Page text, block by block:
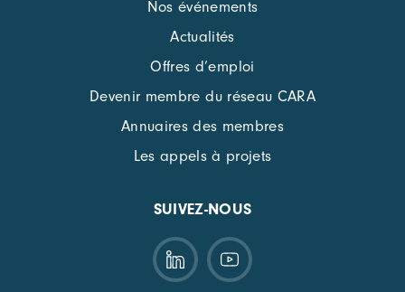
Nos événements
Actualités
Offres d’emploi
Devenir membre du réseau CARA
Annuaires des membres
Les appels à projets
SUIVEZ-NOUS